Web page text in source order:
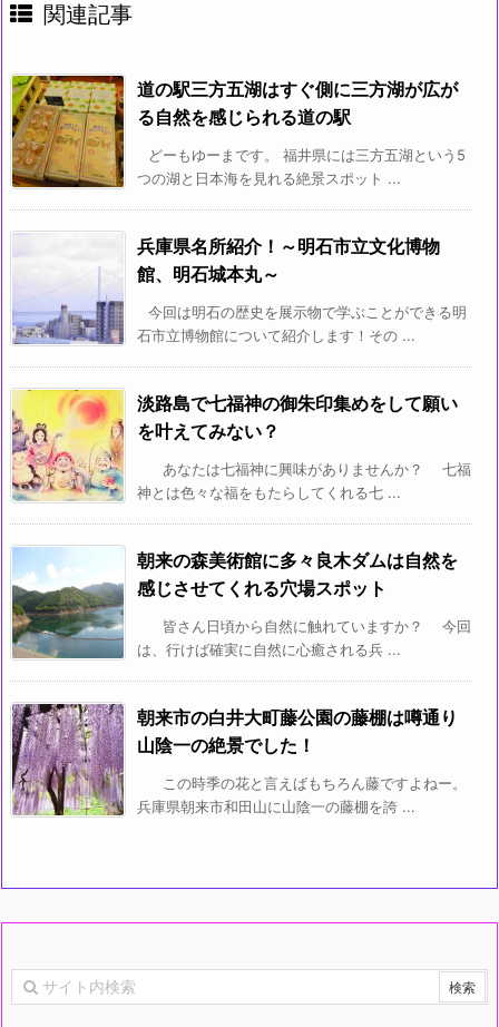
関連記事
道の駅三方五湖はすぐ側に三方湖が広が
る自然を感じられる道の駅
どーもゆーまです。 福井県には三方五湖という5
つの湖と日本海を見れる絶景スポット ...
兵庫県名所紹介！～明石市立文化博物
館、明石城本丸～
今回は明石の歴史を展示物で学ぶことができる明
石市立博物館について紹介します！その ...
淡路島で七福神の御朱印集めをして願い
を叶えてみない？
あなたは七福神に興味がありませんか？ 七福
神とは色々な福をもたらしてくれる七 ...
朝来の森美術館に多々良木ダムは自然を
感じさせてくれる穴場スポット
皆さん日頃から自然に触れていますか？ 今回
は、行けば確実に自然に心癒される兵 ...
朝来市の白井大町藤公園の藤棚は噂通り
山陰一の絶景でした！
この時季の花と言えばもちろん藤ですよねー。
兵庫県朝来市和田山に山陰一の藤棚を誇 ...